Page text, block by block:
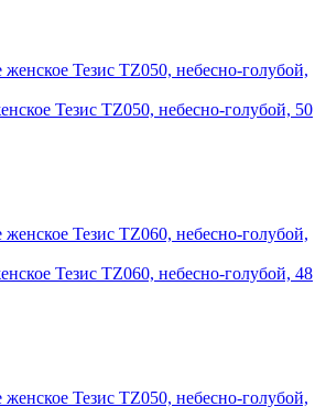
Тезис TZ050, небесно-голубой, 50
Тезис TZ060, небесно-голубой, 48